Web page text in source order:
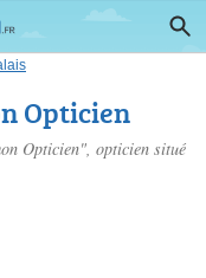
Opticien
Opticien", opticien situé